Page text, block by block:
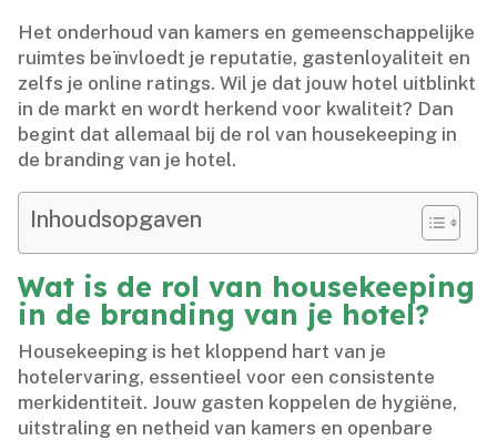
Het onderhoud van kamers en gemeenschappelijke
ruimtes beïnvloedt je reputatie, gastenloyaliteit en
zelfs je online ratings.​ Wil je dat jouw hotel uitblinkt
in de markt en wordt herkend voor kwaliteit? Dan
begint dat allemaal bij de rol van housekeeping in
de branding van je hotel.​
Inhoudsopgaven
Wat is de rol van housekeeping
in de branding van je hotel?
Housekeeping is het kloppend hart van je
hotelervaring, essentieel voor een consistente
merkidentiteit.​ Jouw gasten koppelen de hygiëne,
uitstraling en netheid van kamers en openbare